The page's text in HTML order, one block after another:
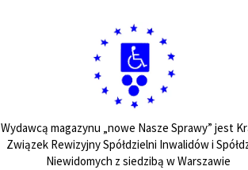
Wydawcą magazynu „nowe Nasze Sprawy” jest
Związek Rewizyjny Spółdzielni Inwalidów i
Niewidomych z siedzibą w Warszawie